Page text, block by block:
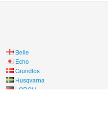
Belle
Echo
Grundfos
Husqvarna
LORCH